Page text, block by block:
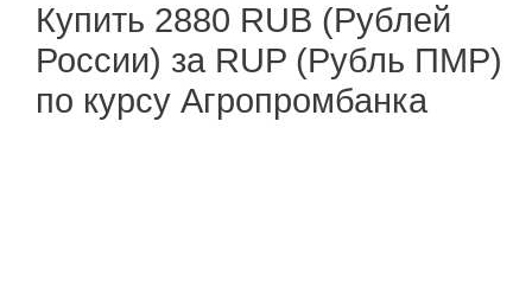
Купить 2880 RUB (Рублей
России) за RUP (Рубль ПМР)
по курсу Агропромбанка